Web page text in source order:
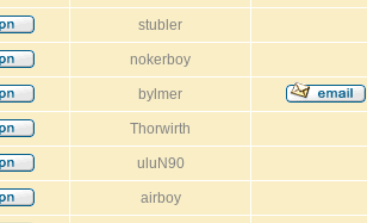
stubler
nokerboy
bylmer
Thorwirth
uluN90
airboy